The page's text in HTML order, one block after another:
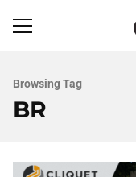
Browsing Tag
BR